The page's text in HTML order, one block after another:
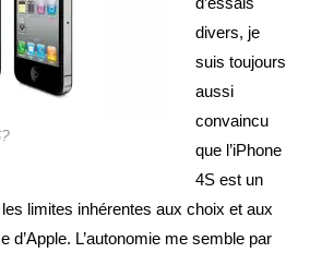
divers, je
suis toujours
aussi
convaincu
que l’iPhone
4S est un
limites inhérentes aux choix et aux
d’Apple. L’autonomie me semble par